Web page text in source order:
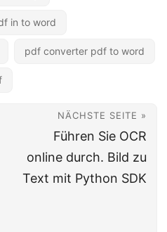
in to word
pdf converter pdf to word
NÄCHSTE SEITE »
Führen Sie OCR
online durch. Bild zu
Text mit Python SDK